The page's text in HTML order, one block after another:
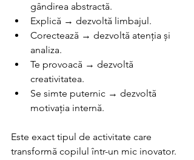
gândirea abstractă.
Explică → dezvoltă limbajul.
Corectează → dezvoltă atenția și
analiza.
Te provoacă → dezvoltă
creativitatea.
Se simte puternic → dezvoltă
motivația internă.
Este exact tipul de activitate care
transformă copilul într-un mic inovator.